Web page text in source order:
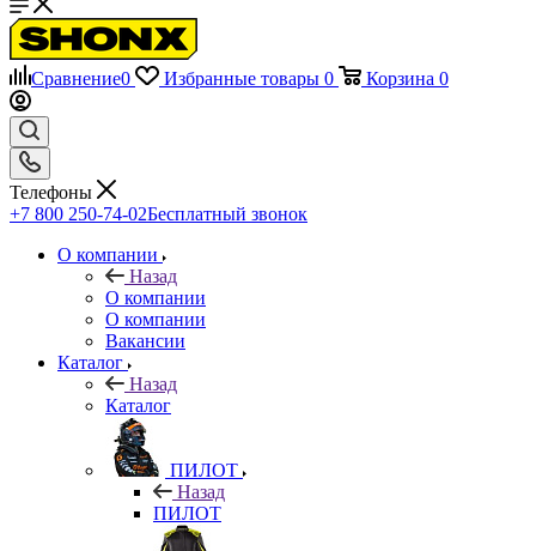
Сравнение0 Избранные товары 0 Корзина 0
Телефоны
+7 800 250-74-02Бесплатный звонок
О компании
Назад
О компании
О компании
Вакансии
Каталог
Назад
Каталог
ПИЛОТ
Назад
ПИЛОТ